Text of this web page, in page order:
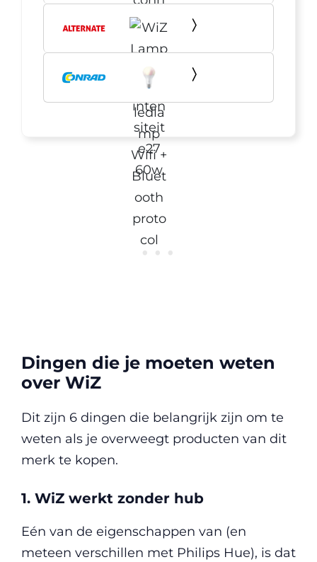
Dingen die je moeten weten
over WiZ
Dit zijn 6 dingen die belangrijk zijn om te
weten als je overweegt producten van dit
merk te kopen.
1. WiZ werkt zonder hub
Eén van de eigenschappen van (en
meteen verschillen met Philips Hue), is dat